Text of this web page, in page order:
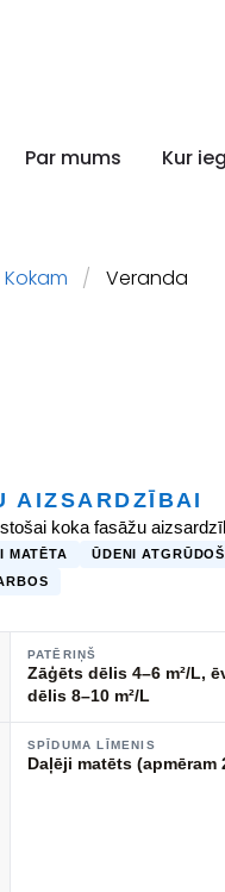
Par mums Kur
Kokam Veranda
AIZSARDZĪBAI
koka fasāžu
MATĒTA
ŪDENI
PATĒRIŅŠ
Zāģēts dēlis 4–6 m²/L,
dēlis 8–10 m²/L
SPĪDUMA LĪMENIS
Daļēji matēts (apmēram